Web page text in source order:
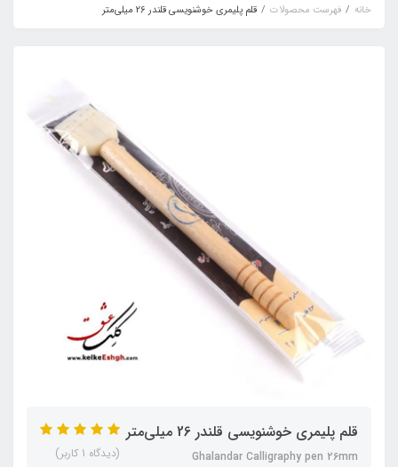
خانه فهرست محصولات قلم پلیمری خوشنویسی قلندر 26 میلی‌متر
قلم پلیمری خوشنویسی قلندر 26 میلی‌متر
Ghalandar Calligraphy pen 26mm (دیدگاه 1 کاربر)